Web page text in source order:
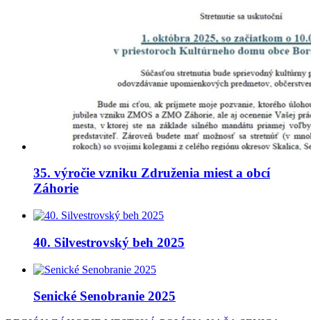
35. výročie vzniku Združenia miest a obcí
Záhorie
40. Silvestrovský beh 2025
Senické Senobranie 2025